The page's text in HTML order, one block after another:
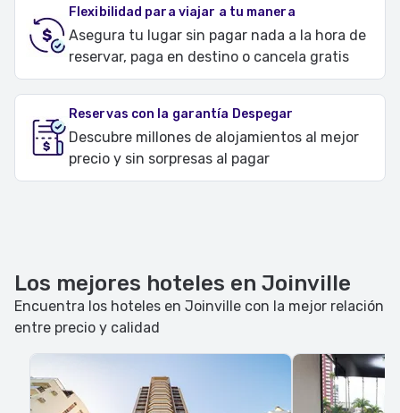
Flexibilidad para viajar a tu manera
Asegura tu lugar sin pagar nada a la hora de
reservar, paga en destino o cancela gratis
Reservas con la garantía Despegar
Descubre millones de alojamientos al mejor
precio y sin sorpresas al pagar
Los mejores hoteles en Joinville
Encuentra los hoteles en Joinville con la mejor relación
entre precio y calidad